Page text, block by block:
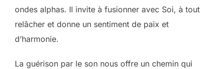
ondes alphas. Il invite à fusionner avec Soi, à tout
relâcher et donne un sentiment de paix et
d’harmonie.
La guérison par le son nous offre un chemin qui